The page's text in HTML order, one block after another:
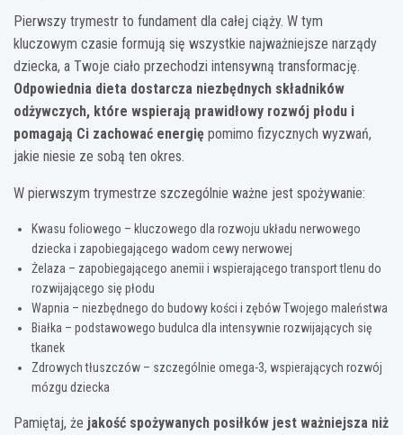
Pierwszy trymestr to fundament dla całej ciąży. W tym
kluczowym czasie formują się wszystkie najważniejsze narządy
dziecka, a Twoje ciało przechodzi intensywną transformację.
Odpowiednia dieta dostarcza niezbędnych składników
odżywczych, które wspierają prawidłowy rozwój płodu i
pomagają Ci zachować energię pomimo fizycznych wyzwań,
jakie niesie ze sobą ten okres.
W pierwszym trymestrze szczególnie ważne jest spożywanie:
Kwasu foliowego – kluczowego dla rozwoju układu nerwowego
dziecka i zapobiegającego wadom cewy nerwowej
Żelaza – zapobiegającego anemii i wspierającego transport tlenu do
rozwijającego się płodu
Wapnia – niezbędnego do budowy kości i zębów Twojego maleństwa
Białka – podstawowego budulca dla intensywnie rozwijających się
tkanek
Zdrowych tłuszczów – szczególnie omega-3, wspierających rozwój
mózgu dziecka
Pamiętaj, że jakość spożywanych posiłków jest ważniejsza niż